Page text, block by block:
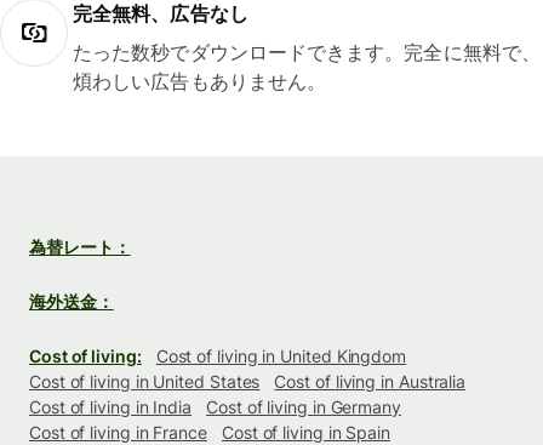
完全無料、広告なし
たった数秒でダウンロードできます。完全に無料で、
煩わしい広告もありません。
為替レート：
海外送金：
Cost of living:
Cost of living in United Kingdom
Cost of living in United States
Cost of living in Australia
Cost of living in India
Cost of living in Germany
Cost of living in France
Cost of living in Spain